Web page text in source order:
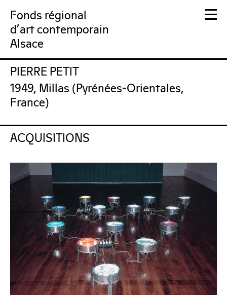
Fonds régional
d'art contemporain
Alsace
FRAC Alsace
PIERRE PETIT
1949, Millas (Pyrénées-Orientales,
France)
ACQUISITIONS